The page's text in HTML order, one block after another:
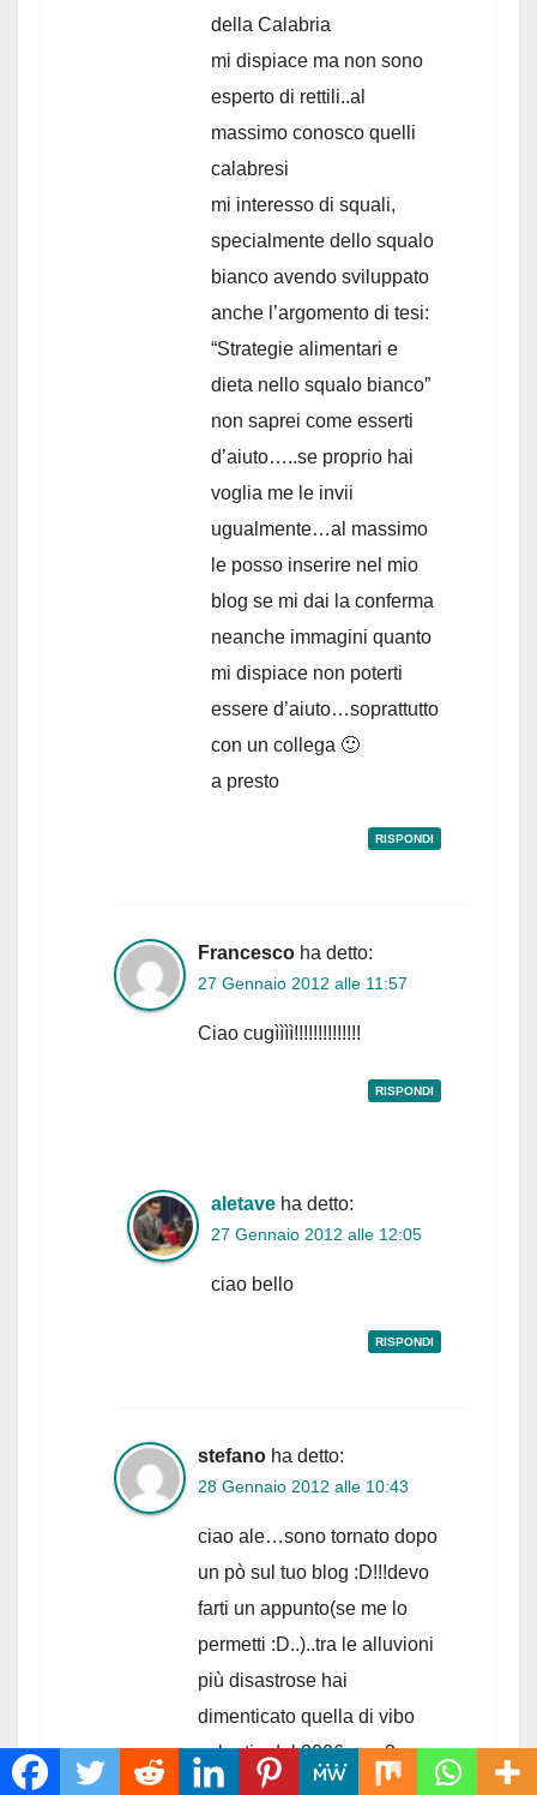
della Calabria
mi dispiace ma non sono
esperto di rettili..al
massimo conosco quelli
calabresi
mi interesso di squali,
specialmente dello squalo
bianco avendo sviluppato
anche l’argomento di tesi:
“Strategie alimentari e
dieta nello squalo bianco”
non saprei come esserti
d’aiuto…..se proprio hai
voglia me le invii
ugualmente…al massimo
le posso inserire nel mio
blog se mi dai la conferma
neanche immagini quanto
mi dispiace non poterti
essere d’aiuto…soprattutto
con un collega 🙂
a presto
RISPONDI
Francesco ha detto:
27 Gennaio 2012 alle 11:57
Ciao cugìììì!!!!!!!!!!!!!!
RISPONDI
aletave ha detto:
27 Gennaio 2012 alle 12:05
ciao bello
RISPONDI
stefano ha detto:
28 Gennaio 2012 alle 10:43
ciao ale…sono tornato dopo
un pò sul tuo blog :D!!!devo
farti un appunto(se me lo
permetti :D..)..tra le alluvioni
più disastrose hai
dimenticato quella di vibo
valentia del 2006 con 3
vittime!!!ci tengo molto